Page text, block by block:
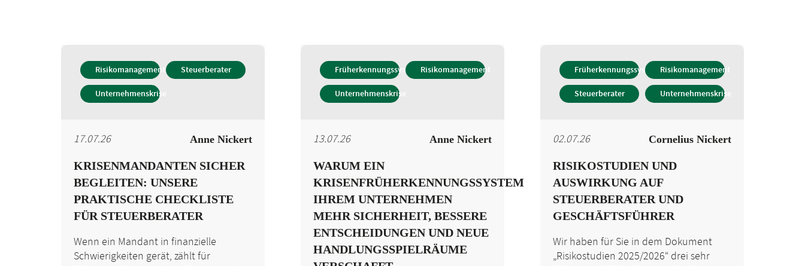
Risikodeckungspotenzial
Risikomanagement
Unternehmenskrise
Unternehmensplanung
Unternehmenssteuerung
Unternehmenswert
Werttreiber
§1 StaRUG
Risikomanagement
Steuerberater
Unternehmenskrise
17.07.26 Anne Nickert
KRISENMANDANTEN SICHER
BEGLEITEN: UNSERE
PRAKTISCHE CHECKLISTE
FÜR STEUERBERATER
Wenn ein Mandant in finanzielle
Schwierigkeiten gerät, zählt für
Früherkennungssystem Risikomanagement
Unternehmenskrise
13.07.26 Anne Nickert
WARUM EIN
KRISENFRÜHERKENNUNGSSYSTEM
IHREM UNTERNEHMEN
MEHR SICHERHEIT, BESSERE
ENTSCHEIDUNGEN UND NEUE
HANDLUNGSSPIELRÄUME
Früherkennungssystem Risikomanagement
Steuerberater
Unternehmenskrise
02.07.26 Cornelius Nickert
RISIKOSTUDIEN UND
AUSWIRKUNG AUF
STEUERBERATER UND
GESCHÄFTSFÜHRER
Wir haben für Sie in dem Dokument
„Risikostudien 2025/2026“ drei sehr